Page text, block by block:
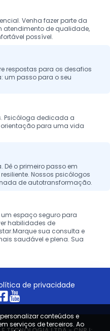
Venha fazer parte da
atendimento de qualidade,
possível.
respostas para os desafios
um passo para o seu
Psicóloga dedicada a
para uma vida
o primeiro passo em
Nossos psicólogos
de autotransformação.
espaço seguro para
habilidades de
sua consulta e
saudável e plena. Sua
de privacidade
conteúdos e
serviços de terceiros. Ao